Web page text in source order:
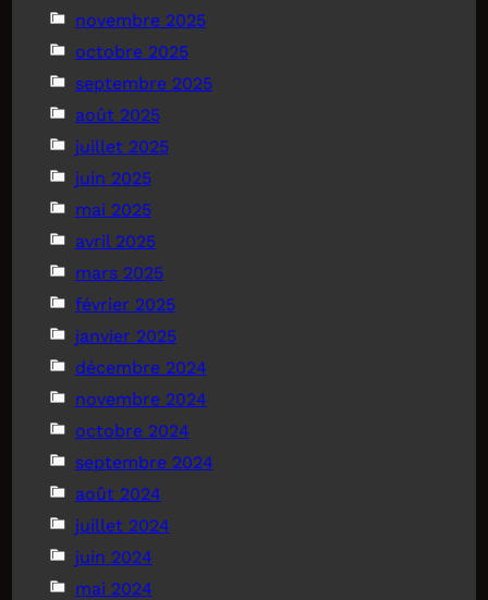
novembre 2025
octobre 2025
septembre 2025
août 2025
juillet 2025
juin 2025
mai 2025
avril 2025
mars 2025
février 2025
janvier 2025
décembre 2024
novembre 2024
octobre 2024
septembre 2024
août 2024
juillet 2024
juin 2024
mai 2024